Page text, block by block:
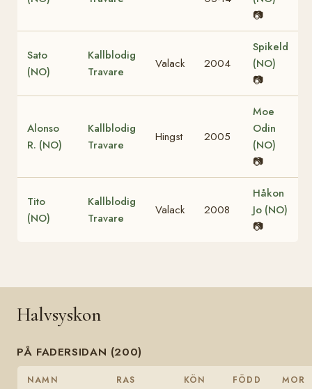
📷
Sato
(NO)
Kallblodig
Travare
Valack 2004
Spikeld
(NO)
📷
Alonso
R. (NO)
Kallblodig
Travare
Hingst 2005
Moe
Odin
(NO)
📷
Tito
(NO)
Kallblodig
Travare
Valack 2008
Håkon
Jo (NO)
📷
Halvsyskon
PÅ FADERSIDAN (200)
NAMN RAS KÖN FÖDD MOR